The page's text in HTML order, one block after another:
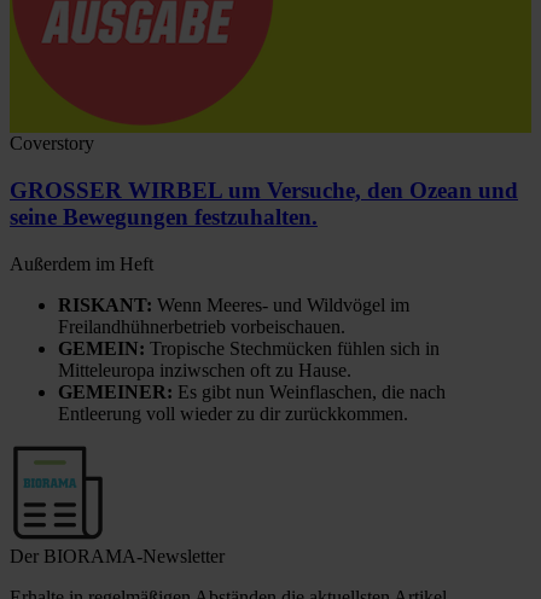
Coverstory
GROSSER WIRBEL um Versuche, den Ozean und
seine Bewegungen festzuhalten.
Außerdem im Heft
RISKANT: Wenn Meeres- und Wildvögel im
Freilandhühnerbetrieb vorbeischauen.
GEMEIN: Tropische Stechmücken fühlen sich in
Mitteleuropa inziwschen oft zu Hause.
GEMEINER: Es gibt nun Weinflaschen, die nach
Entleerung voll wieder zu dir zurückkommen.
Der BIORAMA-Newsletter